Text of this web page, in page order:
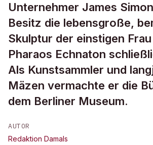
Unternehmer James
Besitz die lebensgroße,
Skulptur der einstigen
Pharaos Echnaton
Als Kunstsammler und
Mäzen vermachte er die
dem Berliner Museum.
AUTOR
Redaktion Damals